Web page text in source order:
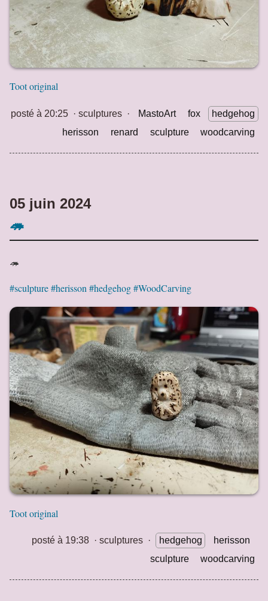
Toot original
posté à 20:25 ·sculptures · MastoArt fox
hedgehog
herisson
renard sculpture woodcarving
05 juin 2024
🦔
🦔
#sculpture#herisson #hedgehog#WoodCarving
Toot original
posté à 19:38· sculptures· hedgehog
herisson
sculpture
woodcarving